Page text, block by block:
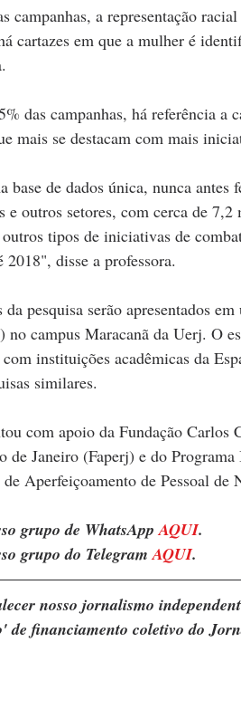
campanhas, a representação
cartazes em que a mulher é
das campanhas, há referência
mais se destacam com mais
base de dados única, nunca
e outros setores, com cerca de
outros tipos de iniciativas de
2018", disse a professora.
da pesquisa serão apresentados
no campus Maracanã da Uerj. O
instituições acadêmicas da
similares.
com apoio da Fundação Carlos
de Janeiro (Faperj) e do
Aperfeiçoamento de Pessoal de
grupo de WhatsApp AQUI.
grupo do Telegram AQUI.
nosso jornalismo
de financiamento coletivo do